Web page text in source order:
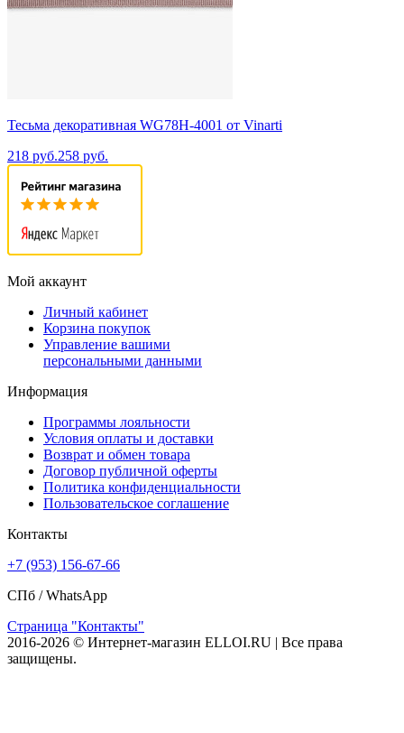
Тесьма декоративная WG78H-4001 от Vinarti
218 руб.258 руб.
Мой аккаунт
Личный кабинет
Корзина покупок
Управление вашими
персональными данными
Информация
Программы лояльности
Условия оплаты и доставки
Возврат и обмен товара
Договор публичной оферты
Политика конфиденциальности
Пользовательское соглашение
Контакты
+7 (953) 156-67-66
СПб /WhatsApp
Страница "Контакты"
2016-2026 © Интернет-магазин ELLOI.RU | Все права
защищены.